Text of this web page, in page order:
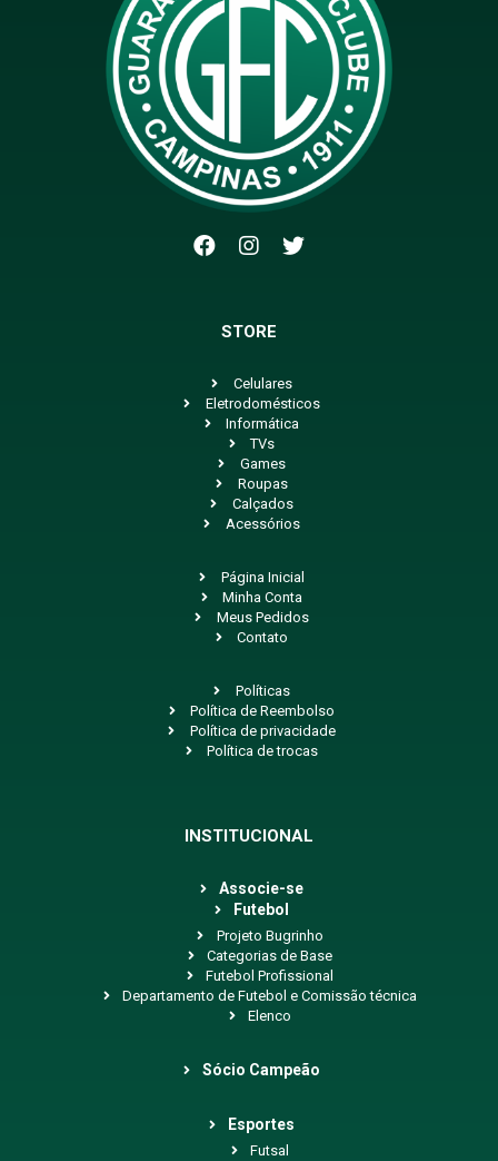
STORE
Celulares
Eletrodomésticos
Informática
TVs
Games
Roupas
Calçados
Acessórios
Página Inicial
Minha Conta
Meus Pedidos
Contato
Políticas
Política de Reembolso
Política de privacidade
Política de trocas
INSTITUCIONAL
Associe-se
Futebol
Projeto Bugrinho
Categorias de Base
Futebol Profissional
Departamento de Futebol e Comissão técnica
Elenco
Sócio Campeão
Esportes
Futsal